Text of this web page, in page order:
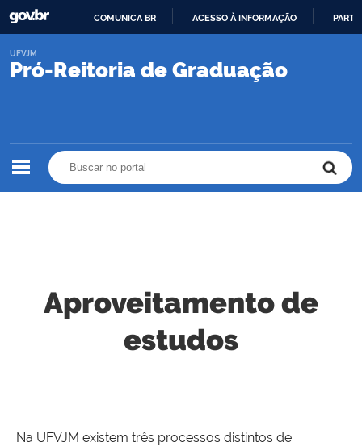
O
COMUNICA BR ACESSO À INFORMAÇÃO
Pró-Reitoria de Graduação
UFVJM
Aproveitamento de
estudos
Na UFVJM existem três processos distintos de